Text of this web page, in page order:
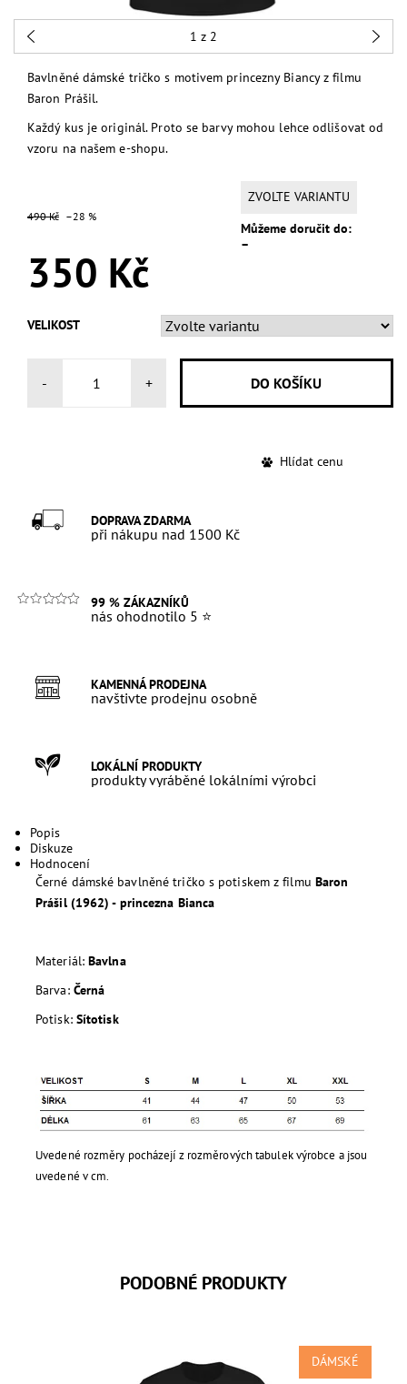
1 z 2
Bavlněné dámské tričko s motivem princezny Biancy z filmu
Baron Prášil.
Každý kus je originál. Proto se barvy mohou lehce odlišovat od
vzoru na našem e-shopu.
490 Kč –28 %
ZVOLTE VARIANTU
Můžeme doručit do:
–
350 Kč
VELIKOST
- +
Hlídat cenu
DOPRAVA ZDARMA
při nákupu nad 1500 Kč
99 % ZÁKAZNÍKŮ
nás ohodnotilo 5 ⭐
KAMENNÁ PRODEJNA
navštivte prodejnu osobně
LOKÁLNÍ PRODUKTY
produkty vyráběné lokálními výrobci
Popis
Diskuze
Hodnocení
Černé dámské bavlněné tričko s potiskem z filmu Baron
Prášil (1962) - princezna Bianca
Materiál: Bavlna
Barva: Černá
Potisk: Sítotisk
Uvedené rozměry pocházejí z rozměrových tabulek výrobce a jsou
uvedené v cm.
PODOBNÉ PRODUKTY
DÁMSKÉ